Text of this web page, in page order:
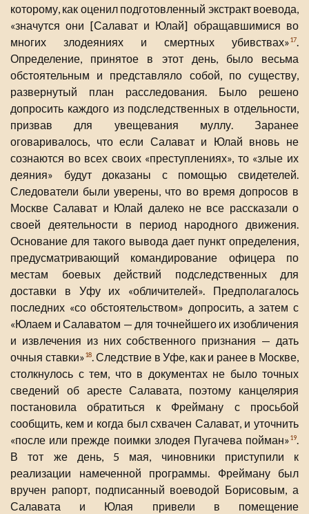
которому, как оценил подготовленный экстракт воевода,
«значутся они [Салават и Юлай] обращавшимися во
многих злодеяниях и смертных убивствах»17.
Определение, принятое в этот день, было весьма
обстоятельным и представляло собой, по существу,
развернутый план расследования. Было решено
допросить каждого из подследственных в отдельности,
призвав для увещевания муллу. Заранее
оговаривалось, что если Салават и Юлай вновь не
сознаются во всех своих «преступлениях», то «злые их
деяния» будут доказаны с помощью свидетелей.
Следователи были уверены, что во время допросов в
Москве Салават и Юлай далеко не все рассказали о
своей деятельности в период народного движения.
Основание для такого вывода дает пункт определения,
предусматривающий командирование офицера по
местам боевых действий подследственных для
доставки в Уфу их «обличителей». Предполагалось
последних «со обстоятельством» допросить, а затем с
«Юлаем и Салаватом — для точнейшего их изобличения
и извлечения из них собственного признания — дать
очныя ставки»18. Следствие в Уфе, как и ранее в Москве,
столкнулось с тем, что в документах не было точных
сведений об аресте Салавата, поэтому канцелярия
постановила обратиться к Фрейману с просьбой
сообщить, кем и когда был схвачен Салават, и уточнить
«после или прежде поимки злодея Пугачева пойман»19.
В тот же день, 5 мая, чиновники приступили к
реализации намеченной программы. Фрейману был
вручен рапорт, подписанный воеводой Борисовым, а
Салавата и Юлая привели в помещение